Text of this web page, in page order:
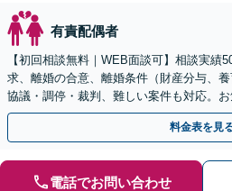
有責配偶者
【初回相談無料｜WEB面談可】相談実績
求、離婚の合意、離婚条件（財産分与、養
協議・調停・裁判、難しい案件も対応。
決へ導きます【弁護士歴15年以上｜子連
料金表を見
電話でお問い合わせ